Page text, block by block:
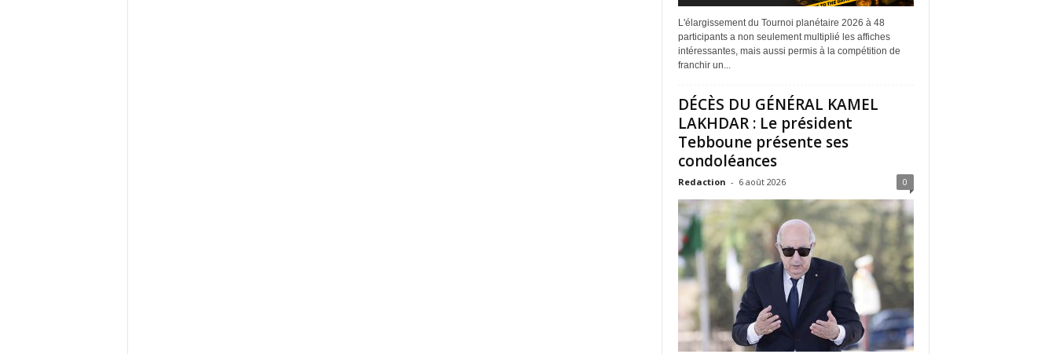
L'élargissement du Tournoi planétaire 2026 à 48
participants a non seulement multiplié les affiches
intéressantes, mais aussi permis à la compétition de
franchir un...
DÉCÈS DU GÉNÉRAL KAMEL
LAKHDAR : Le président
Tebboune présente ses
condoléances
Redaction - 6 août 2026 0